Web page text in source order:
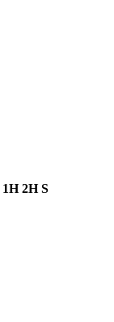
1H 2H S